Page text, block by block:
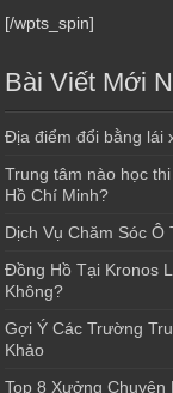
[/wpts_spin]
Bài Viết Mới
Địa điểm đổi bằng lái
Trung tâm nào học
Hồ Chí Minh?
Dịch Vụ Chăm Sóc
Đồng Hồ Tại Kronos
Không?
Gợi Ý Các Trường
Khảo
Top 8 Xưởng